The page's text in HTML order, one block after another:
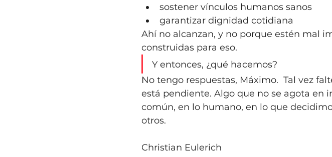
sostener vínculos humanos sanos
garantizar dignidad cotidiana
Ahí no alcanzan, y no porque estén mal
construidas para eso.
Y entonces, ¿qué hacemos?
No tengo respuestas, Máximo.  Tal vez
está pendiente. Algo que no se agota en
común, en lo humano, en lo que
otros.
Christian Eulerich